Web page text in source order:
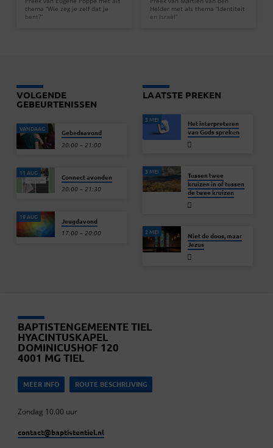
thema “Wie zeg je zelf dat je
bent?”
Helder met als thema “Identiteit
en Israël”
VOLGENDE
GEBEURTENISSEN
VANDAAG Gebedsavond
20:00 – 21:00
11 AUG Connect avonden
20:00 – 21:30
19 AUG Jeugdavond
17:00 – 20:00
LAATSTE PREKEN
3 MEI
Het interpreteren
van Gods spreken
3 MEI
Tussen twee
kruizen in of tussen
de twee kruizen
2 MEI
Niet de doos, maar
Jezus
BAPTISTENGEMEENTE TIEL
HYACINTUSKAPEL
DOMINICUSHOF 120
4001 MG TIEL
MEER INFO ROUTE BESCHRIJVING
Zondag 10.00 uur
contact​@baptistentiel.nl